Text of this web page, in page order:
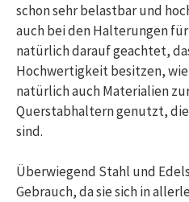
schon sehr belastbar und
auch bei den Halterungen
natürlich darauf geachtet,
Hochwertigkeit besitzen,
natürlich auch Materialien
Querstabhaltern genutzt,
sind.
Überwiegend Stahl und
Gebrauch, da sie sich in